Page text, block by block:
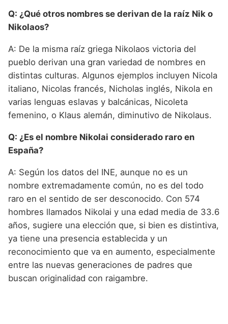
Q: ¿Qué otros nombres se derivan de la raíz Nik o
Nikolaos?
A: De la misma raíz griega Nikolaos victoria del
pueblo derivan una gran variedad de nombres en
distintas culturas. Algunos ejemplos incluyen Nicola
italiano, Nicolas francés, Nicholas inglés, Nikola en
varias lenguas eslavas y balcánicas, Nicoleta
femenino, o Klaus alemán, diminutivo de Nikolaus.
Q: ¿Es el nombre Nikolai considerado raro en
España?
A: Según los datos del INE, aunque no es un
nombre extremadamente común, no es del todo
raro en el sentido de ser desconocido. Con 574
hombres llamados Nikolai y una edad media de 33.6
años, sugiere una elección que, si bien es distintiva,
ya tiene una presencia establecida y un
reconocimiento que va en aumento, especialmente
entre las nuevas generaciones de padres que
buscan originalidad con raigambre.